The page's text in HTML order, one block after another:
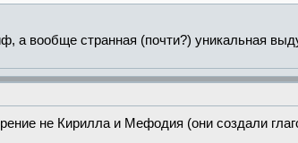
а вообще странная (почти?) уникальная
не Кирилла и Мефодия (они создали